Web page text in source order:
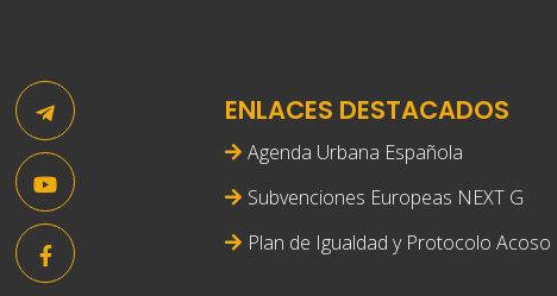
ENLACES DESTACADOS
Agenda Urbana Española
Subvenciones Europeas NEXT G
Plan de Igualdad y Protocolo Acoso